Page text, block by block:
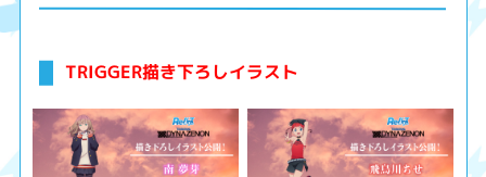
TRIGGER描き下ろしイラスト